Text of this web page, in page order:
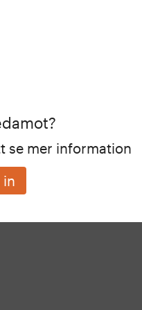
se mer information
in